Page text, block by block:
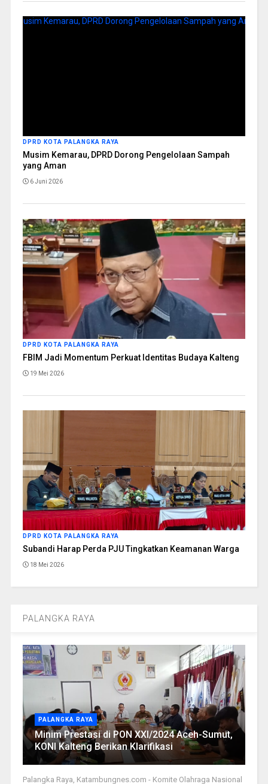
DPRD KOTA PALANGKA RAYA
Musim Kemarau, DPRD Dorong Pengelolaan Sampah
yang Aman
6 Juni 2026
DPRD KOTA PALANGKA RAYA
FBIM Jadi Momentum Perkuat Identitas Budaya Kalteng
19 Mei 2026
DPRD KOTA PALANGKA RAYA
Subandi Harap Perda PJU Tingkatkan Keamanan Warga
18 Mei 2026
PALANGKA RAYA
PALANGKA RAYA
Minim Prestasi di PON XXI/2024 Aceh-Sumut,
KONI Kalteng Berikan Klarifikasi
Palangka Raya, Katambungnes.com - Komite Olahraga Nasional